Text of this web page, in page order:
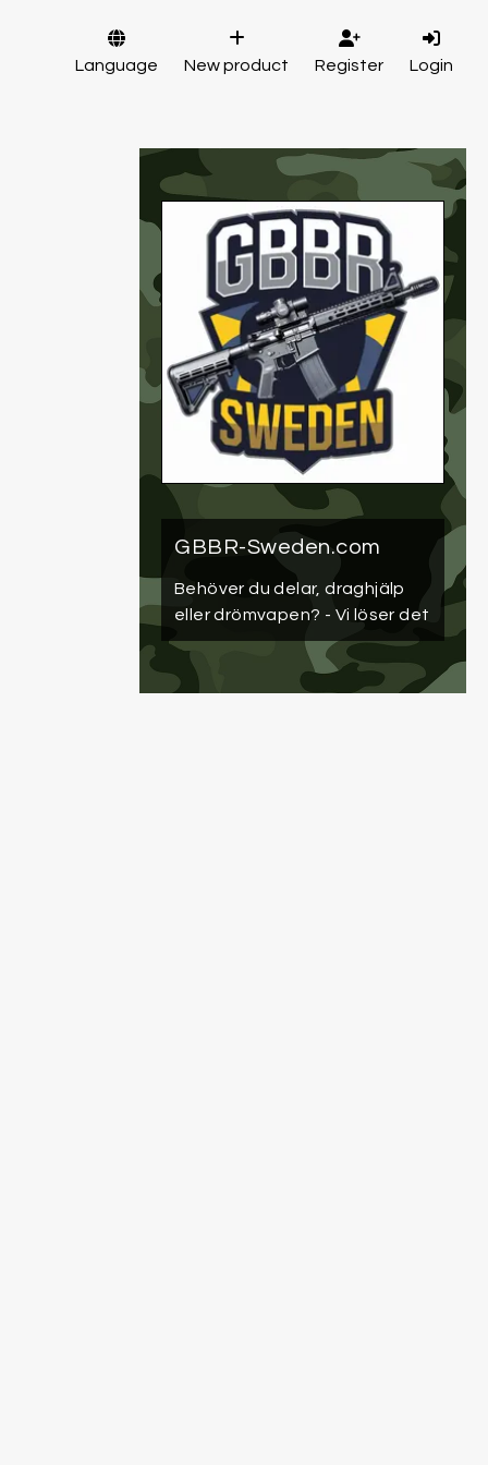
Language New product Register Login
GBBR-Sweden.com
Behöver du delar, draghjälp
eller drömvapen? - Vi löser det